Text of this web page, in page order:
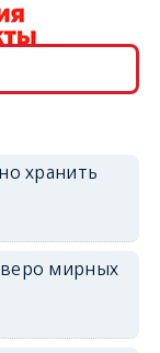
erid: 2SDnjcrDNw6
erid: 2SDnjdPjgYS
хранить
мирных